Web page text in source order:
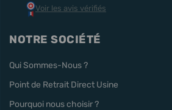
Voir les avis vérifiés
NOTRE SOCIÉTÉ
Qui Sommes-Nous ?
Point de Retrait Direct Usine
Pourquoi nous choisir ?